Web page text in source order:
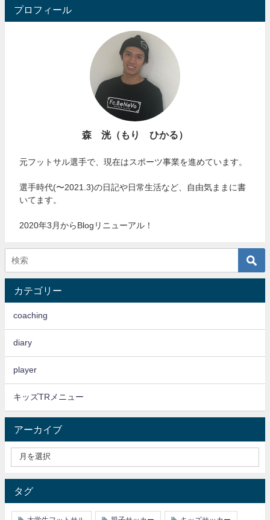
プロフィール
森 洸（もり ひかる）
元フットサル選手で、現在はスポーツ事業を進めています。
選手時代(〜2021.3)の日記や日常生活など、自由気ままに書
いてます。
2020年3月からBlogリニューアル！
カテゴリー
coaching
diary
player
キッズTRメニュー
アーカイブ
タグ